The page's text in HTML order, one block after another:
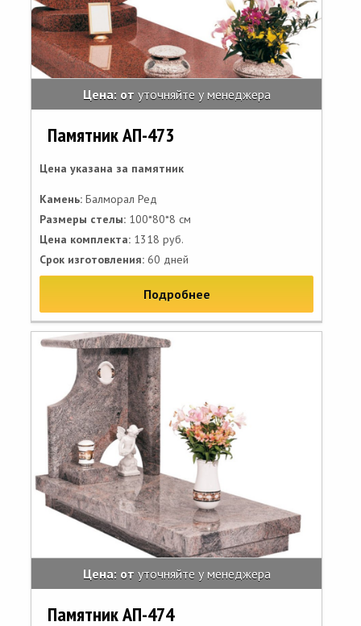
Цена: от уточняйте у менеджера
Памятник АП-473
Цена указана за памятник
Камень: Балморал Ред
Размеры стелы: 100*80*8 см
Цена комплекта: 1318 руб.
Срок изготовления: 60 дней
Подробнее
Цена: от уточняйте у менеджера
Памятник АП-474